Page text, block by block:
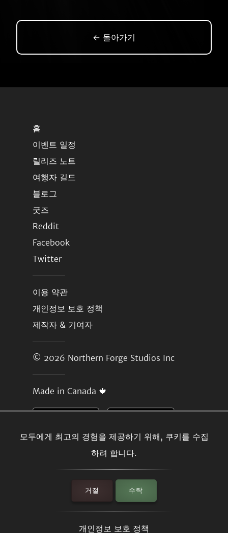
모두에게 최고의 경험을 제공하기 위해, 쿠키를 수집
하려 합니다.
거절 수락
개인정보 보호 정책
← 돌아가기
홈
이벤트 일정
릴리즈 노트
여행자 길드
블로그
굿즈
Reddit
Facebook
Twitter
이용 약관
개인정보 보호 정책
제작자 & 기여자
© 2026 Northern Forge Studios Inc
Made in Canada 🍁